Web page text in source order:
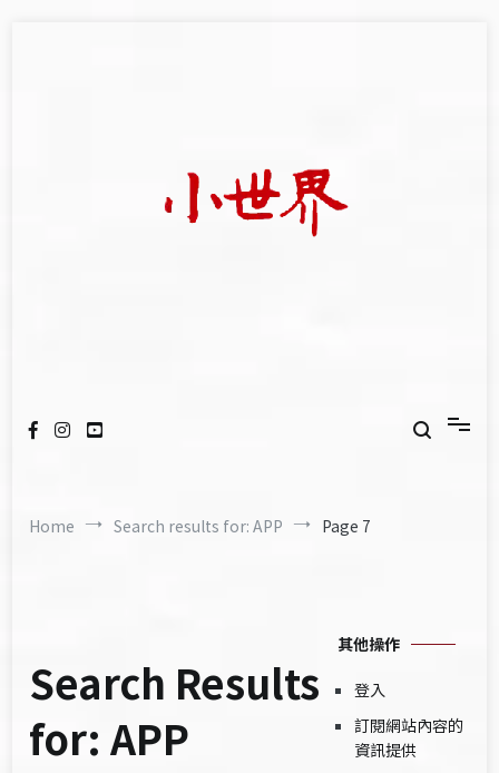
Home Search results for: APP Page 7
Search Results
for:APP
其他操作
登入
訂閱網站內容的
資訊提供